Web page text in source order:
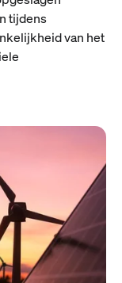
tijdens
van het